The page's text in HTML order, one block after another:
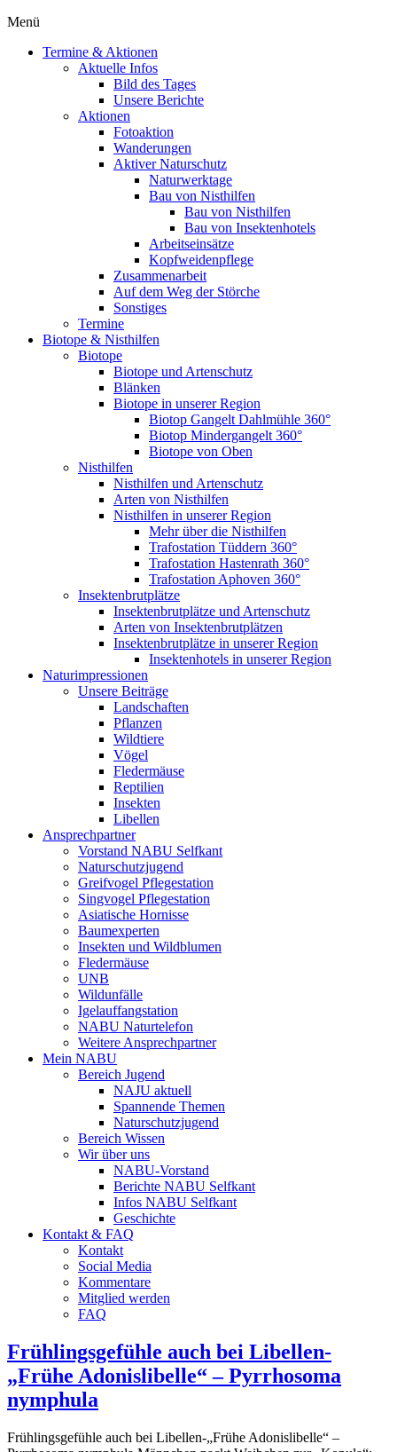
Menü
Termine & Aktionen
Aktuelle Infos
Bild des Tages
Unsere Berichte
Aktionen
Fotoaktion
Wanderungen
Aktiver Naturschutz
Naturwerktage
Bau von Nisthilfen
Bau von Nisthilfen
Bau von Insektenhotels
Arbeitseinsätze
Kopfweidenpflege
Zusammenarbeit
Auf dem Weg der Störche
Sonstiges
Termine
Biotope & Nisthilfen
Biotope
Biotope und Artenschutz
Blänken
Biotope in unserer Region
Biotop Gangelt Dahlmühle 360°
Biotop Mindergangelt 360°
Biotope von Oben
Nisthilfen
Nisthilfen und Artenschutz
Arten von Nisthilfen
Nisthilfen in unserer Region
Mehr über die Nisthilfen
Trafostation Tüddern 360°
Trafostation Hastenrath 360°
Trafostation Aphoven 360°
Insektenbrutplätze
Insektenbrutplätze und Artenschutz
Arten von Insektenbrutplätzen
Insektenbrutplätze in unserer Region
Insektenhotels in unserer Region
Naturimpressionen
Unsere Beiträge
Landschaften
Pflanzen
Wildtiere
Vögel
Fledermäuse
Reptilien
Insekten
Libellen
Ansprechpartner
Vorstand NABU Selfkant
Naturschutzjugend
Greifvogel Pflegestation
Singvogel Pflegestation
Asiatische Hornisse
Baumexperten
Insekten und Wildblumen
Fledermäuse
UNB
Wildunfälle
Igelauffangstation
NABU Naturtelefon
Weitere Ansprechpartner
Mein NABU
Bereich Jugend
NAJU aktuell
Spannende Themen
Naturschutzjugend
Bereich Wissen
Wir über uns
NABU-Vorstand
Berichte NABU Selfkant
Infos NABU Selfkant
Geschichte
Kontakt & FAQ
Kontakt
Social Media
Kommentare
Mitglied werden
FAQ
Frühlingsgefühle auch bei Libellen-
„Frühe Adonislibelle“ – Pyrrhosoma
nymphula
Frühlingsgefühle auch bei Libellen-„Frühe Adonislibelle“ –